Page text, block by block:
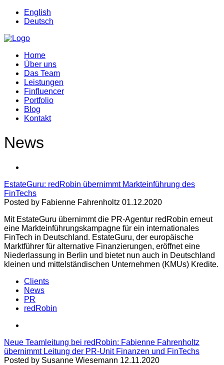
English
Deutsch
Home
Über uns
Das Team
Leistungen
Finfluencer
Portfolio
Blog
Kontakt
News
EstateGuru: redRobin übernimmt Markteinführung des
FinTechs
Posted by Fabienne Fahrenholtz 01.12.2020
Mit EstateGuru übernimmt die PR-Agentur redRobin erneut
eine Markteinführungskampagne für ein internationales
FinTech in Deutschland. EstateGuru, der europäische
Marktführer für alternative Finanzierungen, eröffnet eine
Niederlassung in Berlin und bietet nun auch in Deutschland
kleinen und mittelständischen Unternehmen (KMUs) Kredite.
Clients
News
PR
redRobin
Neue Teamleitung bei redRobin: Fabienne Fahrenholtz
übernimmt Leitung der PR-Unit Finanzen und FinTechs
Posted by Susanne Wiesemann 12.11.2020